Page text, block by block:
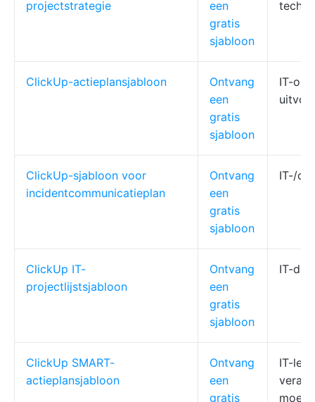
projectstrategie
een
gratis
sjabloon
ClickUp-actieplansjabloon
Ontvang
een
gratis
sjabloon
IT-
ClickUp-sjabloon voor
incidentcommunicatieplan
Ontvang
een
gratis
sjabloon
IT-/
ClickUp IT-
projectlijstsjabloon
Ontvang
een
gratis
sjabloon
IT-
ClickUp SMART-
actieplansjabloon
Ontvang
een
gratis
IT-